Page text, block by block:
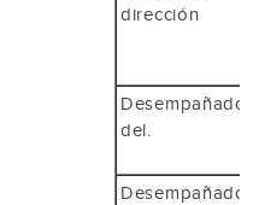
dirección
Desempañador
del.
Desempañador